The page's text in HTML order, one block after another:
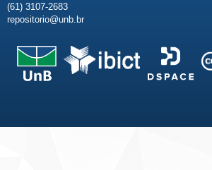
(61) 3107-2683
repositorio@unb.br